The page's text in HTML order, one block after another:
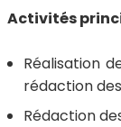
Activités
Réalisation
rédaction
Rédaction